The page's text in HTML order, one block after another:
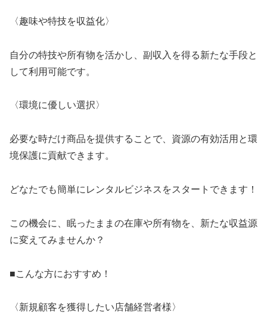
〈趣味や特技を収益化〉
自分の特技や所有物を活かし、副収入を得る新たな手段と
して利用可能です。
〈環境に優しい選択〉
必要な時だけ商品を提供することで、資源の有効活用と環
境保護に貢献できます。
どなたでも簡単にレンタルビジネスをスタートできます！
この機会に、眠ったままの在庫や所有物を、新たな収益源
に変えてみませんか？
■こんな方におすすめ！
〈新規顧客を獲得したい店舗経営者様〉